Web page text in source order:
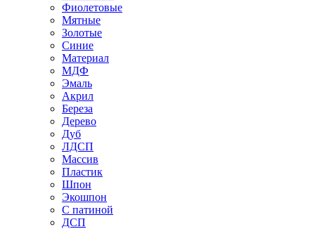
Фиолетовые
Мятные
Золотые
Синие
Материал
МДФ
Эмаль
Акрил
Береза
Дерево
Дуб
ЛДСП
Массив
Пластик
Шпон
Экошпон
С патиной
ДСП